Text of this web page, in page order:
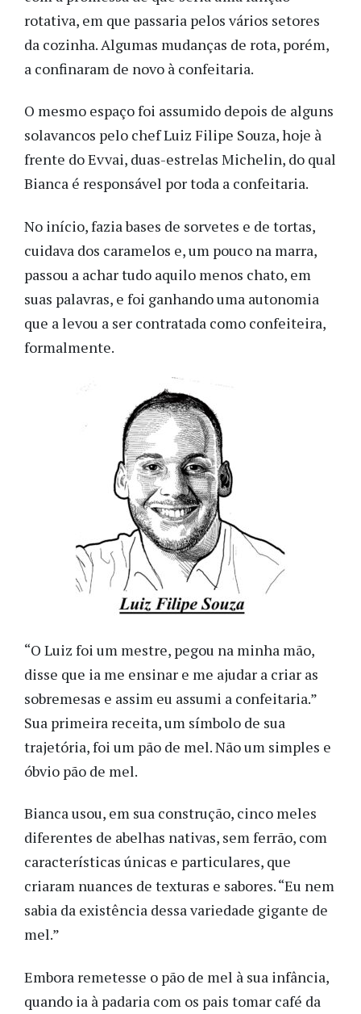
rotativa, em que passaria pelos vários setores
da cozinha. Algumas mudanças de rota, porém,
a confinaram de novo à confeitaria.
O mesmo espaço foi assumido depois de alguns
solavancos pelo chef Luiz Filipe Souza, hoje à
frente do Evvai, duas-estrelas Michelin, do qual
Bianca é responsável por toda a confeitaria.
No início, fazia bases de sorvetes e de tortas,
cuidava dos caramelos e, um pouco na marra,
passou a achar tudo aquilo menos chato, em
suas palavras, e foi ganhando uma autonomia
que a levou a ser contratada como confeiteira,
formalmente.
“O Luiz foi um mestre, pegou na minha mão,
disse que ia me ensinar e me ajudar a criar as
sobremesas e assim eu assumi a confeitaria.”
Sua primeira receita, um símbolo de sua
trajetória, foi um pão de mel. Não um simples e
óbvio pão de mel.
Bianca usou, em sua construção, cinco meles
diferentes de abelhas nativas, sem ferrão, com
características únicas e particulares, que
criaram nuances de texturas e sabores. “Eu nem
sabia da existência dessa variedade gigante de
mel.”
Embora remetesse o pão de mel à sua infância,
quando ia à padaria com os pais tomar café da